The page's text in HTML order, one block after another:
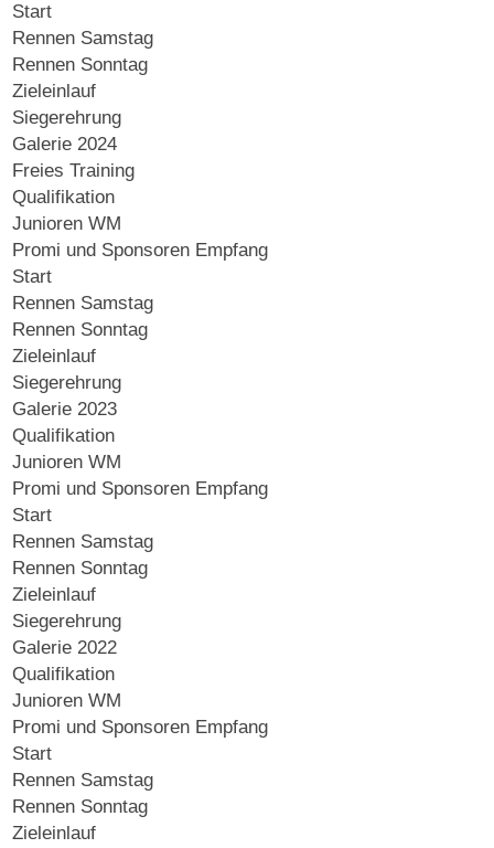
Start
Rennen Samstag
Rennen Sonntag
Zieleinlauf
Siegerehrung
Galerie 2024
Freies Training
Qualifikation
Junioren WM
Promi und Sponsoren Empfang
Start
Rennen Samstag
Rennen Sonntag
Zieleinlauf
Siegerehrung
Galerie 2023
Qualifikation
Junioren WM
Promi und Sponsoren Empfang
Start
Rennen Samstag
Rennen Sonntag
Zieleinlauf
Siegerehrung
Galerie 2022
Qualifikation
Junioren WM
Promi und Sponsoren Empfang
Start
Rennen Samstag
Rennen Sonntag
Zieleinlauf